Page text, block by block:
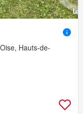
Hauts-de-